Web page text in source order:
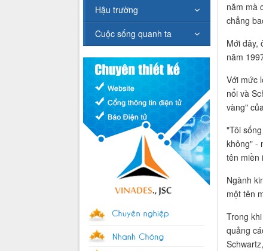
năm mà
chẳng
Mới đây,
năm
Với mức
nổi và
vàng"
"Tôi
không" -
tên miền
Ngành
một tên
Trong
quảng
Hậu trường
Cuộc sống quanh ta